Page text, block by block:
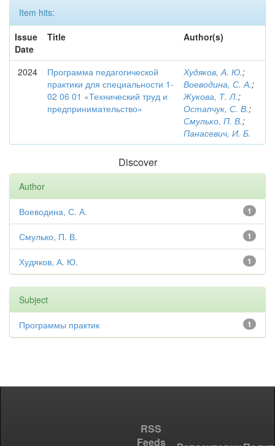
Item hits:
Issue
Date
Title Author(s)
2024
Программа педагогической
практики для специальности 1-
02 06 01 «Технический труд и
предпринимательство»
Худяков, А. Ю.;
Воеводина, С. А.;
Жукова, Т. Л.;
Остапчук, С. В.;
Смулько, П. В.;
Панасевич, И. Б.
Discover
Author
1
Воеводина, С. А.
1
Смулько, П. В.
1
Худяков, А. Ю.
Subject
1
Программы практик
RSS
Feeds